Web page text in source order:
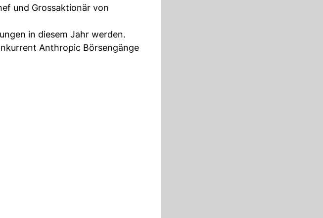
und Grossaktionär von
in diesem Jahr werden.
Anthropic Börsengänge